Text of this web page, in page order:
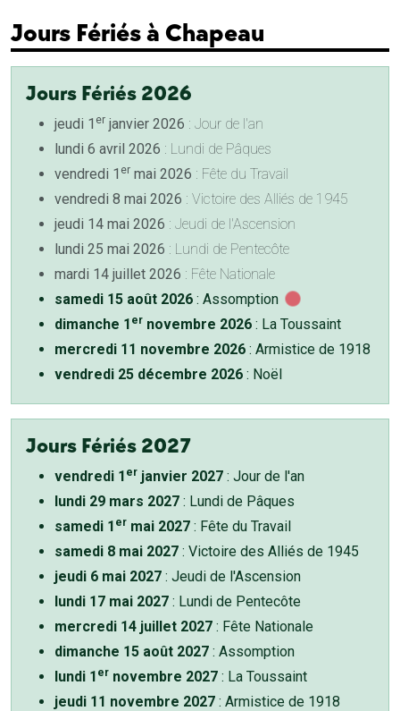
Jours Fériés à Chapeau
Jours Fériés 2026
jeudi 1 er janvier 2026 : Jour de l'an
lundi 6 avril 2026 : Lundi de Pâques
vendredi 1 er mai 2026 : Fête du Travail
vendredi 8 mai 2026 : Victoire des Alliés de 1945
jeudi 14 mai 2026 : Jeudi de l'Ascension
lundi 25 mai 2026 : Lundi de Pentecôte
mardi 14 juillet 2026 : Fête Nationale
samedi 15 août 2026 : Assomption
dimanche 1 er novembre 2026 : La Toussaint
mercredi 11 novembre 2026 : Armistice de 1918
vendredi 25 décembre 2026 : Noël
Jours Fériés 2027
vendredi 1 er janvier 2027 : Jour de l'an
lundi 29 mars 2027 : Lundi de Pâques
samedi 1 er mai 2027 : Fête du Travail
samedi 8 mai 2027 : Victoire des Alliés de 1945
jeudi 6 mai 2027 : Jeudi de l'Ascension
lundi 17 mai 2027 : Lundi de Pentecôte
mercredi 14 juillet 2027 : Fête Nationale
dimanche 15 août 2027 : Assomption
lundi 1 er novembre 2027 : La Toussaint
jeudi 11 novembre 2027 : Armistice de 1918